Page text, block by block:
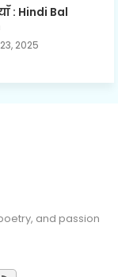
: Hindi Bal
2025
and passion